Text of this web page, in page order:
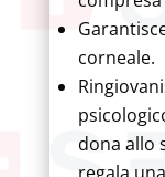
corneale.
dona allo